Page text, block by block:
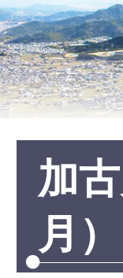
加
古
川
暮
ら
加
月）